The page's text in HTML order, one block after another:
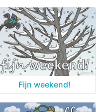
Fijn weekend!